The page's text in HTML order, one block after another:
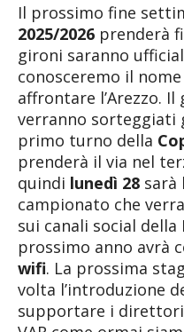
Il prossimo fine
2025/2026 prenderà
gironi saranno
conosceremo il
affrontare l’Arezzo. Il
verranno sorteggiati
primo turno della
prenderà il via nel
quindi lunedì 28 sarà
campionato che
sui canali social della
prossimo anno avrà
wifi. La prossima
volta l’introduzione
supportare i